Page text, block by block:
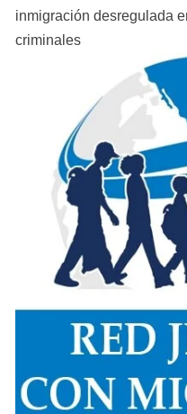
inmigración desregulada
criminales